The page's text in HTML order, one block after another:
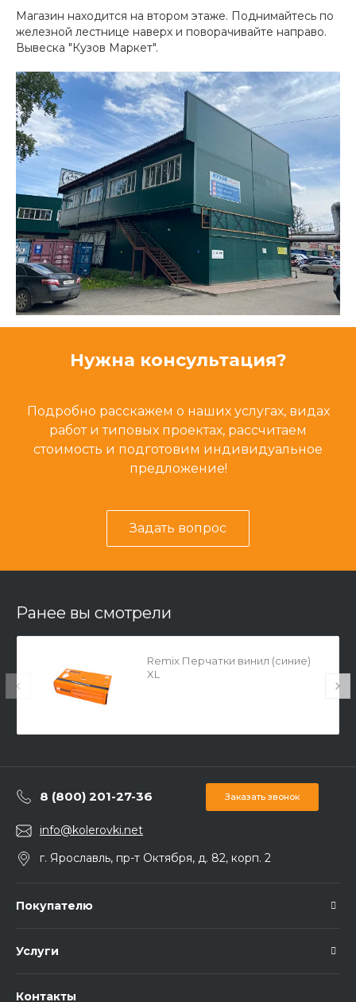
Магазин находится на втором этаже. Поднимайтесь по
железной лестнице наверх и поворачивайте направо.
Вывеска "Кузов Маркет".
Нужна консультация?
Подробно расскажем о наших услугах, видах
работ и типовых проектах, рассчитаем
стоимость и подготовим индивидуальное
предложение!
Задать вопрос
Ранее вы смотрели
Remix Перчатки винил (синие)
XL
8 (800) 201-27-36 Заказать звонок
info@kolerovki.net
г. Ярославль, пр-т Октября, д. 82, корп. 2
Покупателю
Услуги
Контакты